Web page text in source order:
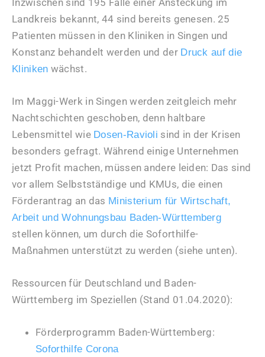
Landkreis bekannt, 44 sind bereits genesen. 25
Patienten müssen in den Kliniken in Singen und
Konstanz behandelt werden und der Druck auf die
Kliniken wächst.
Im Maggi-Werk in Singen werden zeitgleich mehr
Nachtschichten geschoben, denn haltbare
Lebensmittel wie Dosen-Ravioli sind in der Krisen
besonders gefragt. Während einige Unternehmen
jetzt Profit machen, müssen andere leiden: Das sind
vor allem Selbstständige und KMUs, die einen
Förderantrag an das Ministerium für Wirtschaft,
Arbeit und Wohnungsbau Baden-Württemberg
stellen können, um durch die Soforthilfe-
Maßnahmen unterstützt zu werden (siehe unten).
Ressourcen für Deutschland und Baden-
Württemberg im Speziellen (Stand 01.04.2020):
Förderprogramm Baden-Württemberg:
Soforthilfe Corona